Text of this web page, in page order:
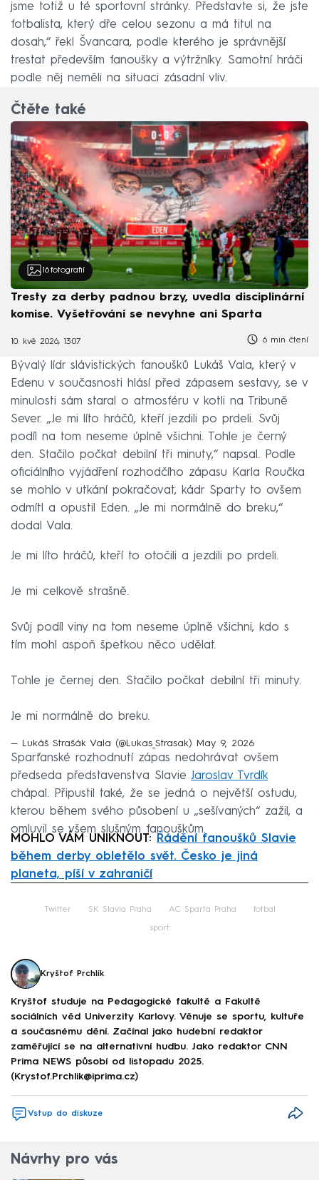
jsme totiž u té sportovní stránky. Představte si, že jste
fotbalista, který dře celou sezonu a má titul na
dosah,“ řekl Švancara, podle kterého je správnější
trestat především fanoušky a výtržníky. Samotní hráči
podle něj neměli na situaci zásadní vliv.
Čtěte také
16 fotografií
Tresty za derby padnou brzy, uvedla disciplinární
komise. Vyšetřování se nevyhne ani Sparta
10. kvě 2026, 13:07 6 min čtení
Bývalý lídr slávistických fanoušků Lukáš Vala, který v
Edenu v současnosti hlásí před zápasem sestavy, se v
minulosti sám staral o atmosféru v kotli na Tribuně
Sever. „Je mi líto hráčů, kteří jezdili po prdeli. Svůj
podíl na tom neseme úplně všichni. Tohle je černý
den. Stačilo počkat debilní tři minuty,“ napsal. Podle
oficiálního vyjádření rozhodčího zápasu Karla Roučka
se mohlo v utkání pokračovat, kádr Sparty to ovšem
odmítl a opustil Eden. „Je mi normálně do breku,“
dodal Vala.
Je mi líto hráčů, kteří to otočili a jezdili po prdeli.
Je mi celkově strašně.
Svůj podíl viny na tom neseme úplně všichni, kdo s
tím mohl aspoň špetkou něco udělat.
Tohle je černej den. Stačilo počkat debilní tři minuty.
Je mi normálně do breku.
— Lukáš Strašák Vala (@Lukas_Strasak) May 9, 2026
Sparťanské rozhodnutí zápas nedohrávat ovšem
předseda představenstva Slavie Jaroslav Tvrdík
chápal. Připustil také, že se jedná o největší ostudu,
kterou během svého působení u „sešívaných“ zažil, a
omluvil se všem slušným fanouškům.
MOHLO VÁM UNIKNOUT:
Řádění fanoušků Slavie
během derby obletělo svět. Česko je jiná
planeta, píší v zahraničí
Twitter SK Slavia Praha AC Sparta Praha fotbal
sport
Kryštof Prchlík
Kryštof studuje na Pedagogické fakultě a Fakultě
sociálních věd Univerzity Karlovy. Věnuje se sportu, kultuře
a současnému dění. Začínal jako hudební redaktor
zaměřující se na alternativní hudbu. Jako redaktor CNN
Prima NEWS působí od listopadu 2025.
(Krystof.Prchlik@iprima.cz)
Vstup do diskuze
Návrhy pro vás